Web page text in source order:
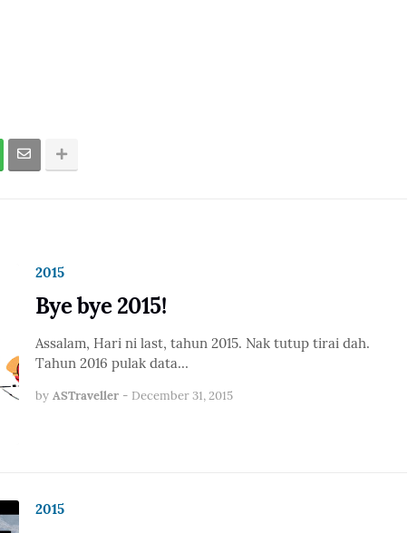
2015
Bye bye 2015!
Assalam, Hari ni last, tahun 2015. Nak tutup tirai dah.
Tahun 2016 pulak data…
by ASTraveller - December 31, 2015
2015